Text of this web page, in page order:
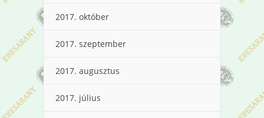
2017. október
2017. szeptember
2017. augusztus
2017. július